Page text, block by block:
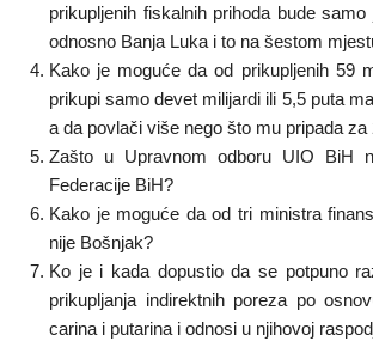
prikupljenih fiskalnih prihoda bude
odnosno Banja Luka i to na šestom
Kako je moguće da od prikupljenih 59
prikupi samo devet milijardi ili 5,5 puta
a da povlači više nego što mu pripada za
Zašto u Upravnom odboru UIO BiH
Federacije BiH?
Kako je moguće da od tri ministra
nije Bošnjak?
Ko je i kada dopustio da se potpuno
prikupljanja indirektnih poreza po
carina i putarina i odnosi u njihovoj